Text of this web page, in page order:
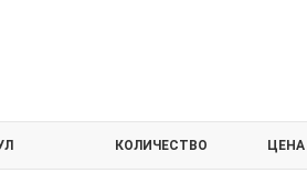
КОЛИЧЕСТВО ЦЕНА